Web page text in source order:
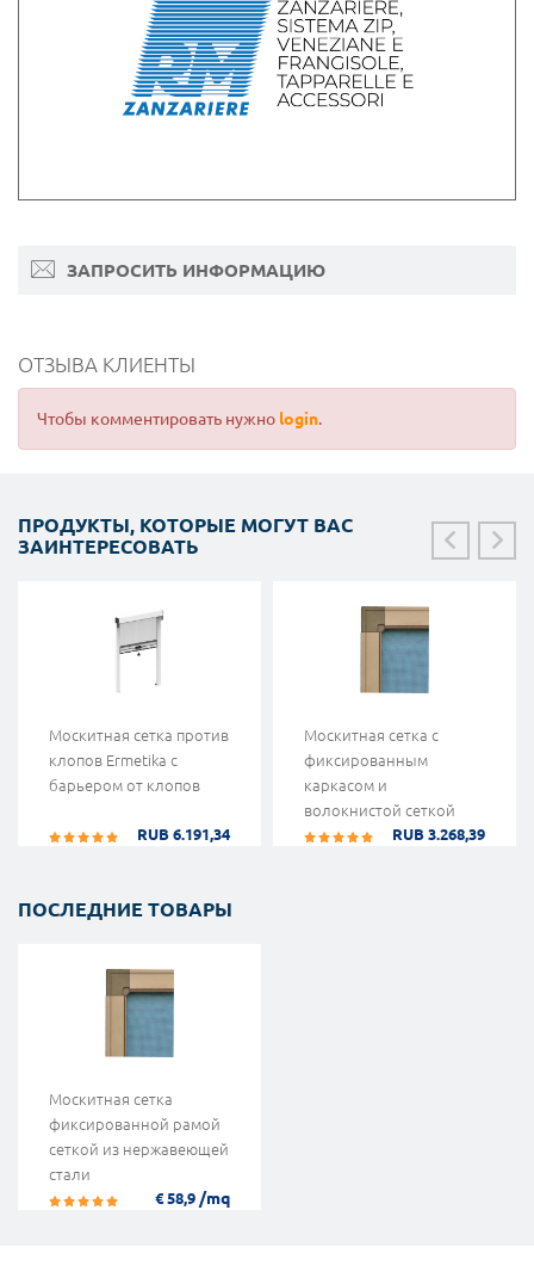
ЗАПРОСИТЬ ИНФОРМАЦИЮ
ОТЗЫВА КЛИЕНТЫ
Чтобы комментировать нужно login.
ПРОДУКТЫ, КОТОРЫЕ МОГУТ ВАС
ЗАИНТЕРЕСОВАТЬ
Москитная сетка против
клопов Ermetika с
барьером от клопов
RUB 6.191,34
Москитная сетка с
фиксированным
каркасом и
волокнистой сеткой
RUB 3.268,39
ПОСЛЕДНИЕ ТОВАРЫ
Москитная сетка
фиксированной рамой
сеткой из нержавеющей
стали
€ 58,9 /mq